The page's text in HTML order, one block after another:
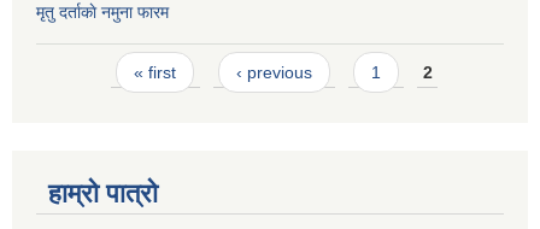
मृतु दर्ताकाे नमुना फारम
Pages« first ‹ previous 1 2
हाम्रो पात्रो